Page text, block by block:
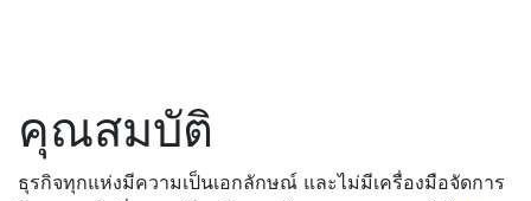
คุณสมบัติ
ธุรกิจทุกแห่งมีความเป็นเอกลักษณ์ และไม่มีเครื่องมือจัดการ